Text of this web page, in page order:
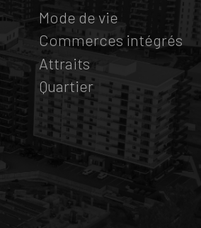
Mode de vie
Commerces intégrés
Attraits
Quartier